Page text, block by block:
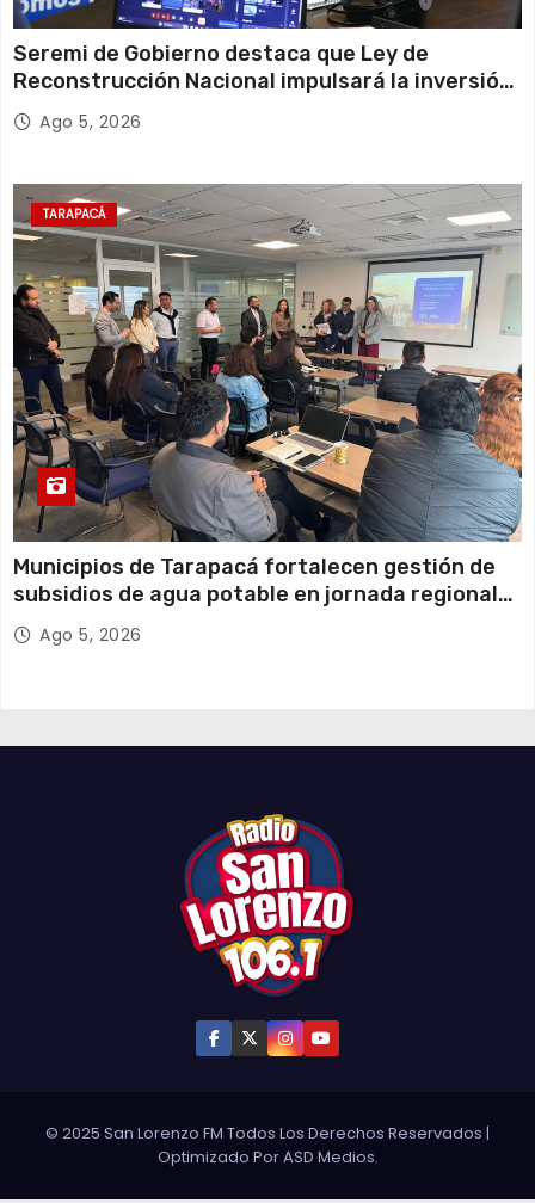
Seremi de Gobierno destaca que Ley de
Reconstrucción Nacional impulsará la inversión
y el empleo en Tarapacá
Ago 5, 2026
TARAPACÁ
Municipios de Tarapacá fortalecen gestión de
subsidios de agua potable en jornada regional
organizada por Aguas del Altiplano y ANDESS
Ago 5, 2026
© 2025 San Lorenzo FM Todos Los Derechos Reservados |
Optimizado PorASD Medios.